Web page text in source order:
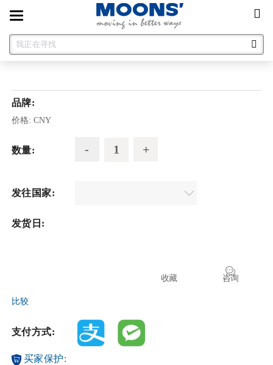
Toggle
navigation
品牌:
价格: CNY
数量:
发往国家:
发货日:
咨询
收藏
比较
支付方式:
买家保护: